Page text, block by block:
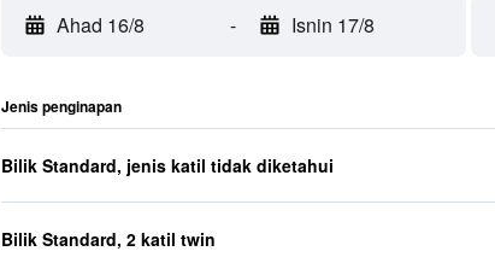
Ahad 16/8 - Isnin 17/8
Jenis penginapan
Bilik Standard, jenis katil tidak diketahui
Bilik Standard, 2 katil twin